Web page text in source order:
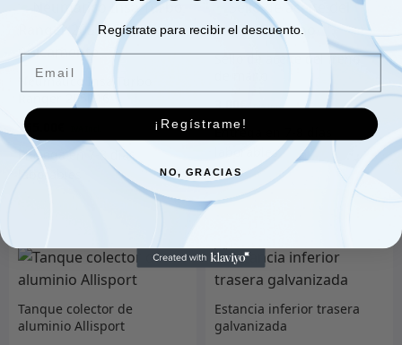
Neumático Insa Turbo
Ranger 205R16
únicamente
165.00
Sello de aceite del freno
3.00€
Tanque colector de
aluminio Allisport
Estancia inferior trasera
galvanizada
Regístrate para recibir el descuento.
Email
¡Regístrame!
NO, GRACIAS